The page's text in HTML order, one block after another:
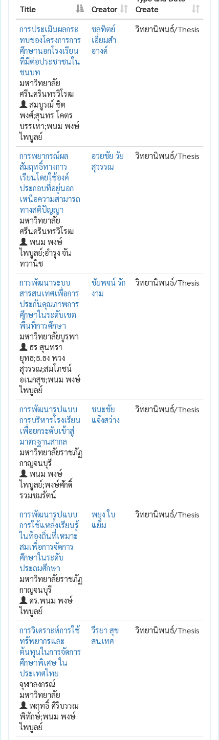
Title Creator
Create
การประเมินผลกระ
ทบของโครงการการ
ศึกษานอกโรงเรียน
ที่มีต่อประชาชนใน
ชนบท
มหาวิทยาลัย
ศรีนครินทรวิโรฒ
สมบูรณ์ ชิต
พงศ์;สุนทร โคตร
บรรเทา;พนม พงษ์
ไพบูลย์
ชลทิตย์
เอี่ยมสำ
อางค์
วิทยานิพนธ์/Thesis
การพยากรณ์ผล
สัมฤทธิ์ทางการ
เรียนโดยใช้องค์
ประกอบที่อยู่นอก
เหนือความสามารถ
ทางสติปัญญา
มหาวิทยาลัย
ศรีนครินทรวิโรฒ
พนม พงษ์
ไพบูลย์;อำรุง จัน
ทวานิช
อวยชัย วัย
สุวรรณ
วิทยานิพนธ์/Thesis
การพัฒนาระบบ
สารสนเทศเพื่อการ
ประกันคุณภาพการ
ศึกษาในระดับเขต
พื้นที่การศึกษา
มหาวิทยาลัยบูรพา
ธร สุนทรา
ยุทธ;ธ.ธง พวง
สุวรรณ;สมโภชน์
อเนกสุข;พนม พงษ์
ไพบูลย์
ชัยพจน์ รัก
งาม
วิทยานิพนธ์/Thesis
การพัฒนารูปแบบ
การบริหารโรงเรียน
เพื่อยกระดับเข้าสู่
มาตรฐานสากล
มหาวิทยาลัยราชภัฏ
กาญจนบุรี
พนม พงษ์
ไพบูลย์;พงษ์ศักดิ์
รวมชมรัตน์
ชนะชัย
แจ้งสว่าง
วิทยานิพนธ์/Thesis
การพัฒนารูปแบบ
การใช้แหล่งเรียนรู้
ในท้องถิ่นที่เหมาะ
สมเพื่อการจัดการ
ศึกษาในระดับ
ประถมศึกษา
มหาวิทยาลัยราชภัฏ
กาญจนบุรี
ดร.พนม พงษ์
ไพบูลย์
พยุง ใบ
แย้ม
วิทยานิพนธ์/Thesis
การวิเคราะห์การใช้
ทรัพยากรและ
ต้นทุนในการจัดการ
ศึกษาพิเศษ ใน
ประเทศไทย
จุฬาลงกรณ์
มหาวิทยาลัย
พฤทธิ์ ศิริบรรณ
พิทักษ์;พนม พงษ์
ไพบูลย์
วีรยา สุข
สนเทศ
วิทยานิพนธ์/Thesis